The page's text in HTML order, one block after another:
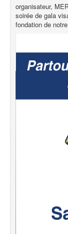
organisateur,
soirée de gala
fondation de